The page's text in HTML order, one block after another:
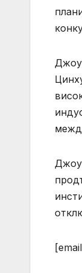
Джоу
Джоу